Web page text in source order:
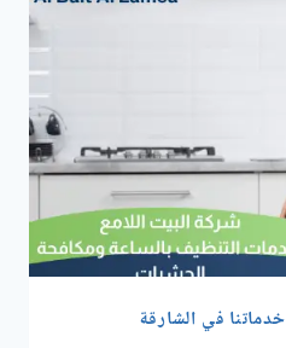
خدماتنا في الشارقة